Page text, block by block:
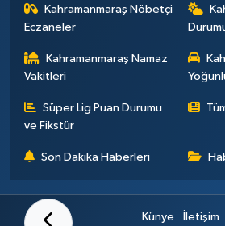
Kahramanmaraş Nöbetçi
Eczaneler
Kahramanmaraş Namaz
Vakitleri
Süper Lig Puan Durumu
ve Fikstür
Son Dakika Haberleri
Künye İletişim